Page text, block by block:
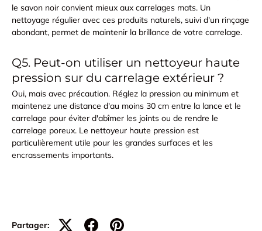
le savon noir convient mieux aux carrelages mats. Un
nettoyage régulier avec ces produits naturels, suivi d'un rinçage
abondant, permet de maintenir la brillance de votre carrelage.
Q5. Peut-on utiliser un nettoyeur haute
pression sur du carrelage extérieur ?
Oui, mais avec précaution. Réglez la pression au minimum et
maintenez une distance d'au moins 30 cm entre la lance et le
carrelage pour éviter d'abîmer les joints ou de rendre le
carrelage poreux. Le nettoyeur haute pression est
particulièrement utile pour les grandes surfaces et les
encrassements importants.
Partager: